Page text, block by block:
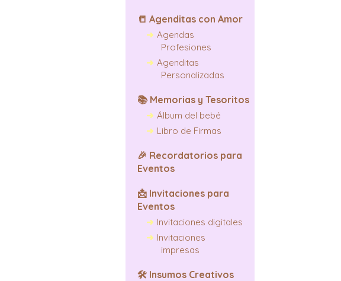
📒 Agenditas con Amor
Agendas
Profesiones
Agenditas
Personalizadas
📚 Memorias y Tesoritos
Álbum del bebé
Libro de Firmas
🎉 Recordatorios para
Eventos
📩 Invitaciones para
Eventos
Invitaciones digitales
Invitaciones
impresas
🛠️ Insumos Creativos